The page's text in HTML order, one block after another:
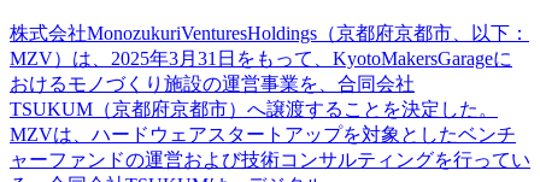
株式会社MonozukuriVenturesHoldings（京都府京都市、以下：
MZV）は、2025年3月31日をもって、KyotoMakersGarageに
おけるモノづくり施設の運営事業を、合同会社
TSUKUM（京都府京都市）へ譲渡することを決定した。
MZVは、ハードウェアスタートアップを対象としたベンチ
ャーファンドの運営および技術コンサルティングを行ってい